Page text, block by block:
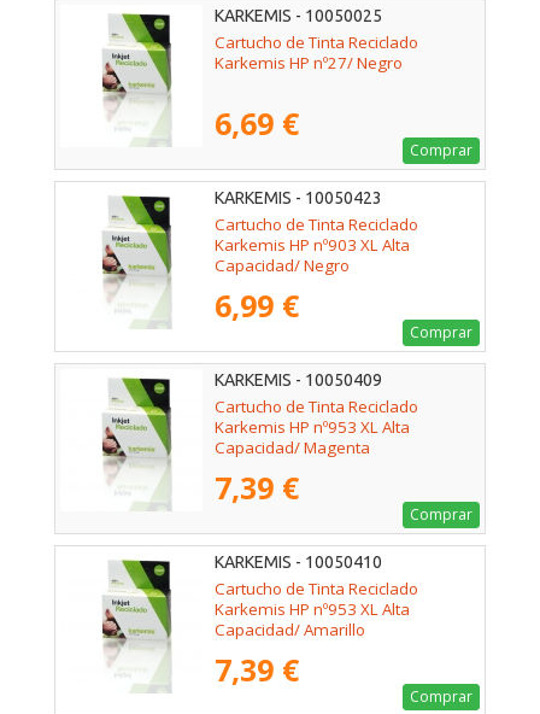
KARKEMIS - 10050025
Cartucho de Tinta Reciclado
Karkemis HP nº27/ Negro
6,69 €
Comprar
KARKEMIS - 10050423
Cartucho de Tinta Reciclado
Karkemis HP nº903 XL Alta
Capacidad/ Negro
6,99 €
Comprar
KARKEMIS - 10050409
Cartucho de Tinta Reciclado
Karkemis HP nº953 XL Alta
Capacidad/ Magenta
7,39 €
Comprar
KARKEMIS - 10050410
Cartucho de Tinta Reciclado
Karkemis HP nº953 XL Alta
Capacidad/ Amarillo
7,39 €
Comprar